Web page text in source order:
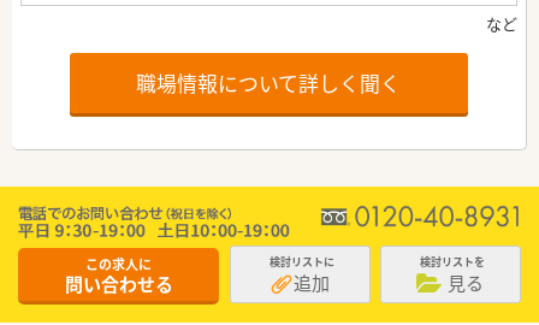
職場情報について詳しく聞く
この求人に
問い合わせる
検討リストに
追加
検討リストを
見る